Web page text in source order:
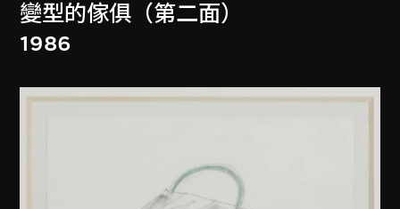
變型的傢俱（第二面）
1986